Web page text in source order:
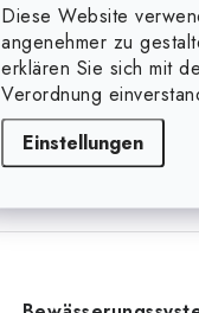
Diese Website
angenehmer zu
erklären Sie sich mit
Verordnung
Einstellungen
IN
Die kleinste Version
Bewässerungssystems.
häufigsten für die